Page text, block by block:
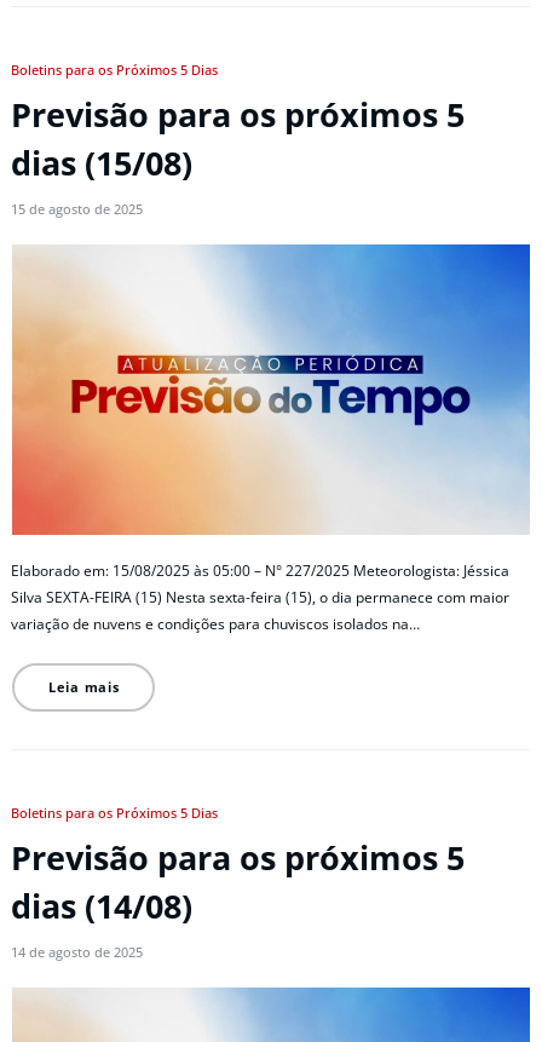
Boletins para os Próximos 5 Dias
Previsão para os próximos 5
dias (15/08)
15 de agosto de 2025
Elaborado em: 15/08/2025 às 05:00 – N° 227/2025 Meteorologista: Jéssica
Silva SEXTA-FEIRA (15) Nesta sexta-feira (15), o dia permanece com maior
variação de nuvens e condições para chuviscos isolados na…
Leia mais
Boletins para os Próximos 5 Dias
Previsão para os próximos 5
dias (14/08)
14 de agosto de 2025